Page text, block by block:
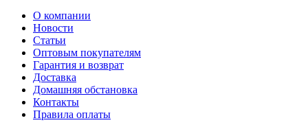
О компании
Новости
Статьи
Оптовым покупателям
Гарантия и возврат
Доставка
Домашняя обстановка
Контакты
Правила оплаты